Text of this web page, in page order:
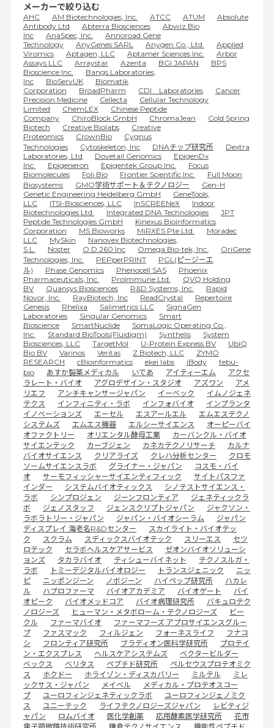
メーカーで絞り込む
AHC AM Biotechnologies, Inc. ATCC ATUM
Absolute
Antibody Ltd
Abterra Biosciences
Abwiz Bio
Inc
AnaSpec, Inc.
Annoroad Gene
Technology
AnyGenes SARL Anygen Co., Ltd.
Applied
Viromics
Aptagen, LLC Aptamer Sciences Inc.
Arbor
Assays LLC
Arraystar Azenta BGI JAPAN
BPS
Bioscience Inc.
Bangs Laboratories,
Inc
BioServUK
Biomatik
Corporation
BroadPharm CDI Laboratories
Cancer
Precision Medicine
Cellecta
Cellular Technology
Limited
ChemLEX
Chinese Peptide
Company
ChiroBlock GmbH ChromaJean
Cold Spring
Biotech
Creative Biolabs
Creative
Proteomics
CrownBio
Cygnus
Technologies
Cytoskeleton, Inc DNAチップ研究所
Dextra
Laboratories, Ltd
Dovetail Genomics
EpigenDx
Inc.
Epigeneron Epigentek Group Inc.
Focus
Biomolecules
Foli Bio Frontier Scientific Inc.
Full Moon
Biosystems
GMO学術サポート＆テクノロジー
Gen-H
Genetic Engineering Heidelberg GmbH
GeneTools,
LLC
ITSI-Biosciences, LLC InSCREENeX
Indoor
Biotechnologies Ltd.
Integrated DNA Technologies
JPT
Peptide Technologies GmbH
Kinexus Bioinformatics
Corporation
MS Bioworks MiRXES Pte Ltd.
Moradec
LLC
MySkin
Nanovex Biotechnologies,
S.L.
Noster O.D.260 Inc Omega Bio-tek, Inc.
OriGene
Technologies, Inc.
PEPperPRINT
PGL(ピージーエ
ル)
Phase Genomics Phenocell SAS
Phoenix
Pharmaceuticals, Inc.
ProImmune Ltd.
QVQ Holding
BV
Quansys Biosciences R&D Systems, Inc.
Rapid
Novor, Inc.
RayBiotech, Inc ReadCrystal
Repertoire
Genesis
Rhelixa Salimetrics LLC
SignaGen
Laboratories
Singular Genomics
Smart
Bioscience
SmartNuclide
SomaLogic Operating Co.,
Inc.
Standard BioTools(Fluidigm) Synthelis
System
Biosciences, LLC
TargetMol U-Protein Express BV
UbiQ
Bio BV
Varinos Veritas Z Biotech, LLC
ZYMO
RESEARCH
cBioinformatics ekei labs iBody
tebu-
bio
あすか製薬メディカル いであ アイティーエム
アクセ
ラレート・バイオ
アグロデザイン・スタジオ アズワン
アメ
リエフ
アンチキャンサージャパン イーベック
イムノジェネ
テクス
インフィニティ・ラボ インフォバイオ
インプランタ
イノベーションズ
エーセル エスアールエル
エムエステクノ
システムズ
エムエス機器 エルシーサイエンス
オーピーバイ
オファクトリー
オリエンタル酵母工業
カーバンクル・バイオ
サイエンテック
カーブジェン カネカテクノリサーチ
カルナ
バイオサイエンス
クリアライズ クレハ分析センター
クロモ
ソームサイエンスラボ
グライナー・ジャパン
コスモ・バイ
オ
サーモフィッシャーサイエンティフィック
サイトパスファ
インダー
システムバイオティックス
シノテストサイエンス・
ラボ
シンプロジェン ジーンフロンティア
ジェネティックラ
ボ
ジェノスタッフ ジェンスクリプトジャパン
ジャクソン・
ラボラトリー・ジャパン
ジャパン・バイオシーラム
ジャパン
ディスプレイ 海老名R&Dセンター
スカイライト・バイオテッ
ク
スクラム スディックスバイオテック スリーエス
セツ
ロテック
セラボヘルスケアサービス
ゼオンバイオソリューシ
ョンズ
タカラバイオ ティシューバイネット
テクノスルガ・
ラボ
トミーデジタルバイオロジー トランスジェニック
ニッ
ピ
ニッポンジーン ノボジーン ハイペップ研究所
ハカレ
ル
ハプロファーマ バイオアカデミア バイオゲート
バイ
オピーク
バイオメッドコア バイオ病理研究所
バキュロテク
ノロジーズ
ヒューマン・メタボローム・テクノロジーズ
ビー
クル
ファーマバイオ
ファーマフーズ アプロサイエンスグルー
プ
ファスマック フィルジェン フォーネスライフ
フナコ
シ
フロンティア研究所 ブラディオン医科学研究所
プロテイ
ン・エクスプレス
ヘルスケアシステムズ
ベクタービルダー
ベックス
ベリタス ペプチド研究所
ペルセウスプロテオミク
ス
ホクドー ホライゾン・ディスカバリー ミルテル
ミレ
ックサス・ジャパン
メイベル
メディカル・プロテオスコー
プ
ユーロフィンジェネティックラボ
ユーロフィンジェノミク
ス
ユニーテック ライフテクノロジーズジャパン
レビティジ
ャパン
ロムバイオ 医化学創薬 応用酵素医学研究所
花市